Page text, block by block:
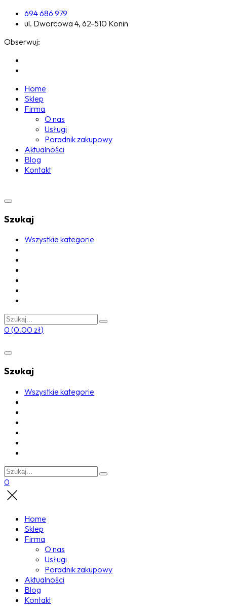
694 686 979
ul. Dworcowa 4, 62-510 Konin
Obserwuj:
Home
Sklep
Firma
O nas
Usługi
Poradnik zakupowy
Aktualności
Blog
Kontakt
Szukaj
Wszystkie kategorie
0 (0.00 zł)
Szukaj
Wszystkie kategorie
0
Home
Sklep
Firma
O nas
Usługi
Poradnik zakupowy
Aktualności
Blog
Kontakt